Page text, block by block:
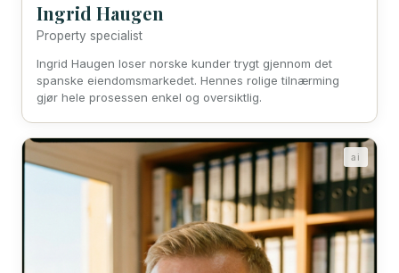
Ingrid Haugen
Property specialist
Ingrid Haugen loser norske kunder trygt gjennom det
spanske eiendomsmarkedet. Hennes rolige tilnærming
gjør hele prosessen enkel og oversiktlig.
ai